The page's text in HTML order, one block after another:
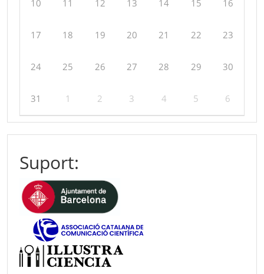
10 11 12 13 14 15 16
17 18 19 20 21 22 23
24 25 26 27 28 29 30
31 1 2 3 4 5 6
Suport: